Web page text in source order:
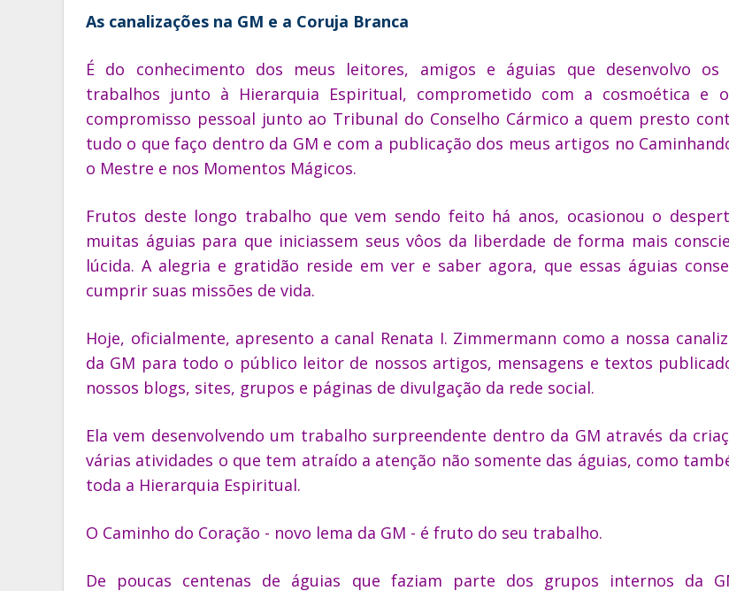
As canalizações na GM e a Coruja Branca
É do conhecimento dos meus leitores, amigos e águias que desenvolvo os
trabalhos junto à Hierarquia Espiritual, comprometido com a cosmoética e
compromisso pessoal junto ao Tribunal do Conselho Cármico a quem presto
tudo o que faço dentro da GM e com a publicação dos meus artigos no
o Mestre e nos Momentos Mágicos.
Frutos deste longo trabalho que vem sendo feito há anos, ocasionou o
muitas águias para que iniciassem seus vôos da liberdade de forma mais
lúcida. A alegria e gratidão reside em ver e saber agora, que essas águias
cumprir suas missões de vida.
Hoje, oficialmente, apresento a canal Renata I. Zimmermann como a nossa
da GM para todo o público leitor de nossos artigos, mensagens e textos
nossos blogs, sites, grupos e páginas de divulgação da rede social.
Ela vem desenvolvendo um trabalho surpreendente dentro da GM através da
várias atividades o que tem atraído a atenção não somente das águias, como
toda a Hierarquia Espiritual.
O Caminho do Coração - novo lema da GM - é fruto do seu trabalho.
De poucas centenas de águias que faziam parte dos grupos internos da